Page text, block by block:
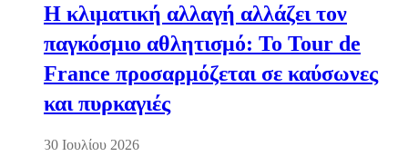
Η κλιματική αλλαγή αλλάζει τον
παγκόσμιο αθλητισμό: Το Tour de
France προσαρμόζεται σε καύσωνες
και πυρκαγιές
30 Ιουλίου 2026